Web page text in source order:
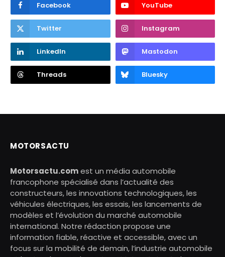
Facebook YouTube
Twitter Instagram
LinkedIn Mastodon
Threads Bluesky
MOTORSACTU
Motorsactu.comest un média automobile
francophone spécialisé dans l’actualité des
constructeurs, les innovations technologiques, les
véhicules électriques, les essais, les lancements de
modèles et l’évolution du marché automobile
international. Notre rédaction propose une
information fiable, réactive et accessible, avec un
focus sur la mobilité de demain, l’industrie automobile